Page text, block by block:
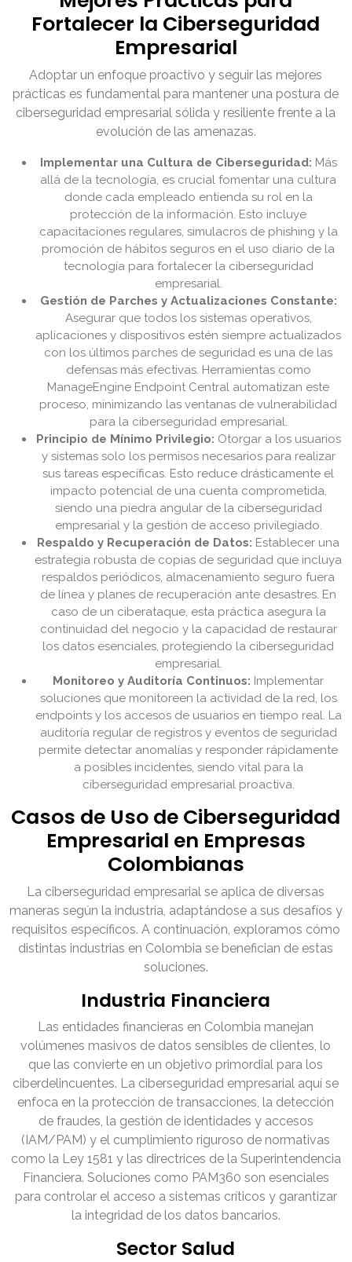
Fortalecer la Ciberseguridad
Empresarial
Adoptar un enfoque proactivo y seguir las mejores
prácticas es fundamental para mantener una postura de
ciberseguridad empresarial sólida y resiliente frente a la
evolución de las amenazas.
Implementar una Cultura de Ciberseguridad: Más
allá de la tecnología, es crucial fomentar una cultura
donde cada empleado entienda su rol en la
protección de la información. Esto incluye
capacitaciones regulares, simulacros de phishing y la
promoción de hábitos seguros en el uso diario de la
tecnología para fortalecer la ciberseguridad
empresarial.
Gestión de Parches y Actualizaciones Constante:
Asegurar que todos los sistemas operativos,
aplicaciones y dispositivos estén siempre actualizados
con los últimos parches de seguridad es una de las
defensas más efectivas. Herramientas como
ManageEngine Endpoint Central automatizan este
proceso, minimizando las ventanas de vulnerabilidad
para la ciberseguridad empresarial.
Principio de Mínimo Privilegio: Otorgar a los usuarios
y sistemas solo los permisos necesarios para realizar
sus tareas específicas. Esto reduce drásticamente el
impacto potencial de una cuenta comprometida,
siendo una piedra angular de la ciberseguridad
empresarial y la gestión de acceso privilegiado.
Respaldo y Recuperación de Datos: Establecer una
estrategia robusta de copias de seguridad que incluya
respaldos periódicos, almacenamiento seguro fuera
de línea y planes de recuperación ante desastres. En
caso de un ciberataque, esta práctica asegura la
continuidad del negocio y la capacidad de restaurar
los datos esenciales, protegiendo la ciberseguridad
empresarial.
Monitoreo y Auditoría Continuos: Implementar
soluciones que monitoreen la actividad de la red, los
endpoints y los accesos de usuarios en tiempo real. La
auditoría regular de registros y eventos de seguridad
permite detectar anomalías y responder rápidamente
a posibles incidentes, siendo vital para la
ciberseguridad empresarial proactiva.
Casos de Uso de Ciberseguridad
Empresarial en Empresas
Colombianas
La ciberseguridad empresarial se aplica de diversas
maneras según la industria, adaptándose a sus desafíos y
requisitos específicos. A continuación, exploramos cómo
distintas industrias en Colombia se benefician de estas
soluciones.
Industria Financiera
Las entidades financieras en Colombia manejan
volúmenes masivos de datos sensibles de clientes, lo
que las convierte en un objetivo primordial para los
ciberdelincuentes. La ciberseguridad empresarial aquí se
enfoca en la protección de transacciones, la detección
de fraudes, la gestión de identidades y accesos
(IAM/PAM) y el cumplimiento riguroso de normativas
como la Ley 1581 y las directrices de la Superintendencia
Financiera. Soluciones como PAM360 son esenciales
para controlar el acceso a sistemas críticos y garantizar
la integridad de los datos bancarios.
Sector Salud